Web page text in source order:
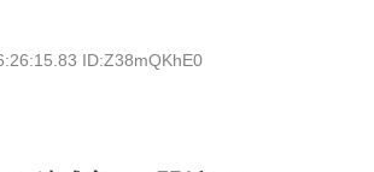
ID:Z38mQKhE0